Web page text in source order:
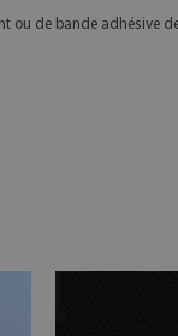
ou de bande adhésive